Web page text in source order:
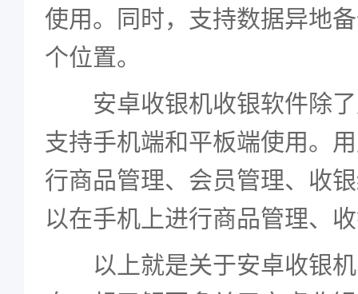
使用。同时，支持数据异地
个位置。
安卓收银机收银软件除了
支持手机端和平板端使用。
行商品管理、会员管理、收
以在手机上进行商品管理、
以上就是关于安卓收银机